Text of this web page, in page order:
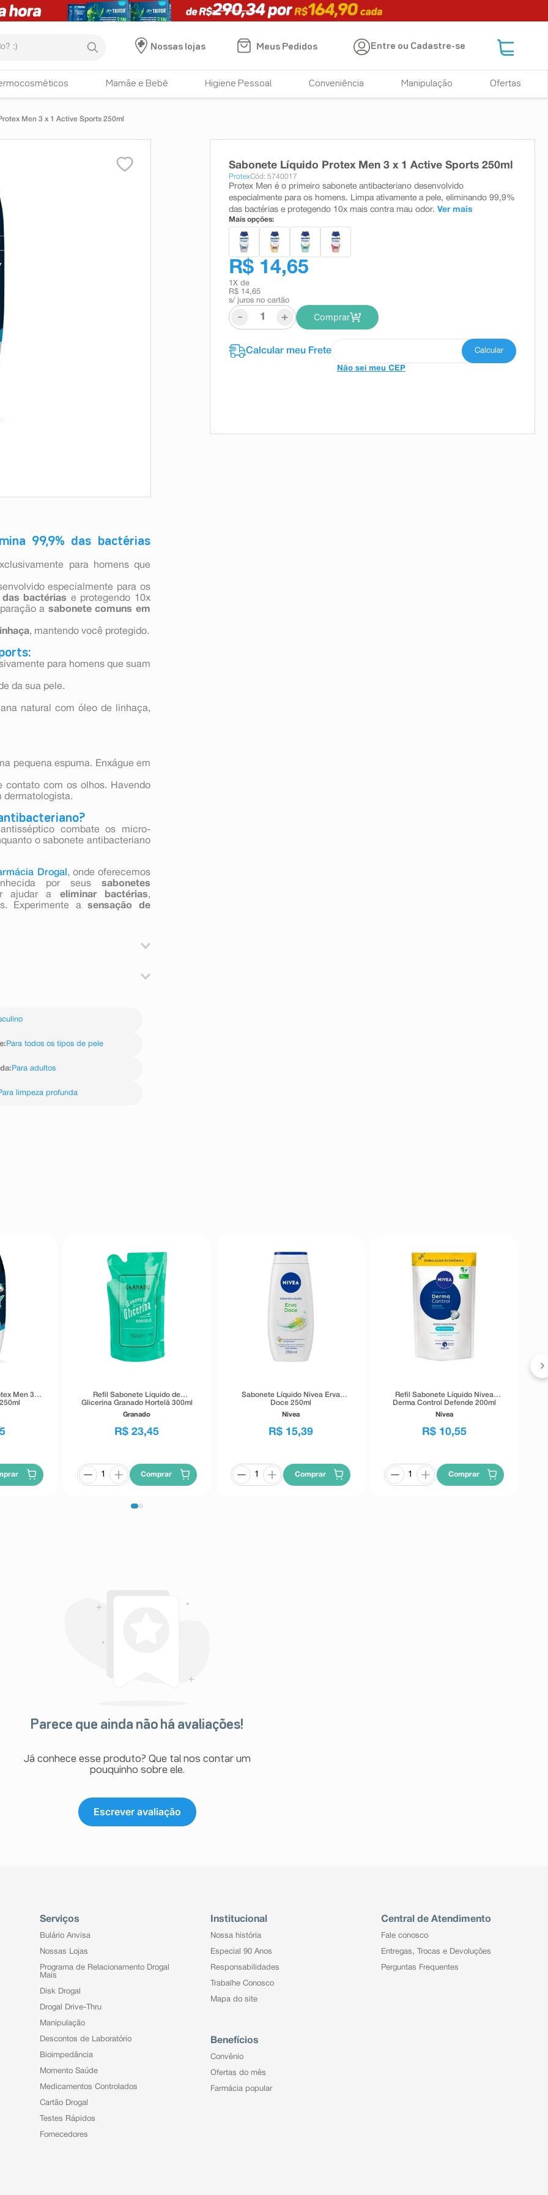
Nossas lojas
Meus Pedidos Entre ou Cadastre-se
Mamãe e Bebê Higiene Pessoal Conveniência Manipulação Ofertas
Men 3 x 1 Active Sports 250ml
99,9% das bactérias
para homens que
especialmente para os
bactérias e protegendo 10x
a sabonete comuns em
, mantendo você protegido.
para homens que suam
da sua pele.
natural com óleo de linhaça,
pequena espuma. Enxágue em
contato com os olhos. Havendo
dermatologista.
combate os micro-
o sabonete antibacteriano
Drogal , onde oferecemos
por seussabonetes
ajudar a eliminar bactérias,
Experimente asensação de
de sodio), Aqua, Glycerin,
Coumarin.
: Para todos os tipos de pele
: Para adultos
limpeza profunda
Sabonete Líquido Protex Men 3 x 1 Active Sports 250ml
ProtexCód: 5740017
Protex Men é o primeiro sabonete antibacteriano desenvolvido
especialmente para os homens. Limpa ativamente a pele, eliminando 99,9%
das bactérias e protegendo 10x mais contra mau odor. Ver mais
Mais opções:
R$ 14,65
1 X de
R$ 14,65
s/ juros no cartão
- + Comprar
Não sei meu CEP
Men 3 x
Refil Sabonete Líquido de
Glicerina Granado Hortelã 300ml
Granado
R$ 23,45
Comprar
Sabonete Líquido Nivea Erva
Doce 250ml
Nivea
R$ 15,39
Comprar
Refil Sabonete Líquido Nivea
Derma Control Defende 200ml
Nivea
R$ 10,55
Comprar
Parece que ainda não há avaliações!
Já conhece esse produto? Que tal nos contar um
pouquinho sobre ele.
Escrever avaliação
Serviços
Bulário Anvisa
Nossas Lojas
Programa de Relacionamento Drogal
Mais
Disk Drogal
Drogal Drive-Thru
Manipulação
Descontos de Laboratório
Bioimpedância
Momento Saúde
Medicamentos Controlados
Cartão Drogal
Testes Rápidos
Fornecedores
Institucional
Nossa história
Especial 90 Anos
Responsabilidades
Trabalhe Conosco
Mapa do site
Benefícios
Convênio
Ofertas do mês
Farmácia popular
Central de Atendimento
Fale conosco
Entregas, Trocas e Devoluções
Perguntas Frequentes